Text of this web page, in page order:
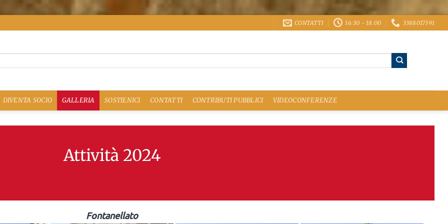
CONTATTI 16:30 - 18:00 3388017391
DIVENTA SOCIO GALLERIA SOSTIENICI CONTATTI CONTRIBUTI PUBBLICI VIDEOCONFERENZE
Attività 2024
Fontanellato